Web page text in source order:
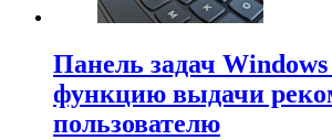
Панель задач
функцию выдачи
пользователю